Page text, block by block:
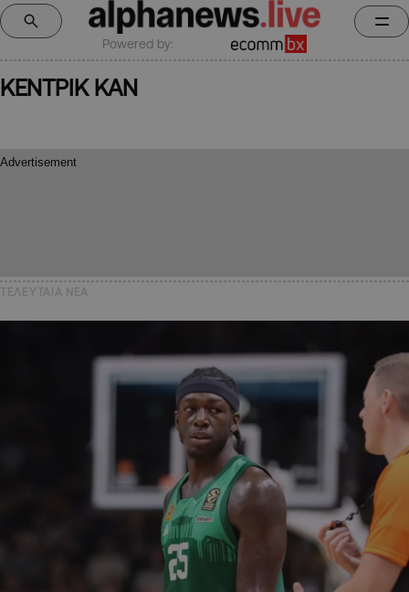
Powered by:
ΚΕΝΤΡΙΚ ΚΑΝ